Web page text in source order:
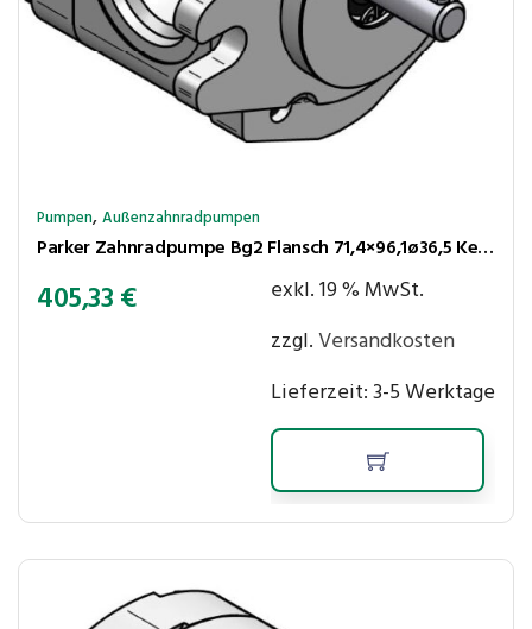
Pumpen,Außenzahnradpumpen
Parker Zahnradpumpe Bg2 Flansch 71,4×96,1ø36,5 Kegel 1:8 8,0cm³/U 250bar rechtsl. Anschlüsse 30LK-LK30
405,33€
exkl. 19 % MwSt.
zzgl.Versandkosten
Lieferzeit:3-5 Werktage